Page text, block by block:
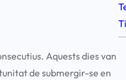
Aquests dies van
de submergir-se en